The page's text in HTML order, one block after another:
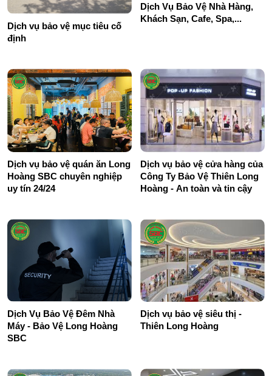
Dịch vụ bảo vệ mục tiêu cố
định
Dịch Vụ Bảo Vệ Nhà Hàng,
Khách Sạn, Cafe, Spa,...
Dịch vụ bảo vệ quán ăn Long
Hoàng SBC chuyên nghiệp
uy tín 24/24
Dịch vụ bảo vệ cửa hàng của
Công Ty Bảo Vệ Thiên Long
Hoàng - An toàn và tin cậy
Dịch Vụ Bảo Vệ Đêm Nhà
Máy - Bảo Vệ Long Hoàng
SBC
Dịch vụ bảo vệ siêu thị -
Thiên Long Hoàng